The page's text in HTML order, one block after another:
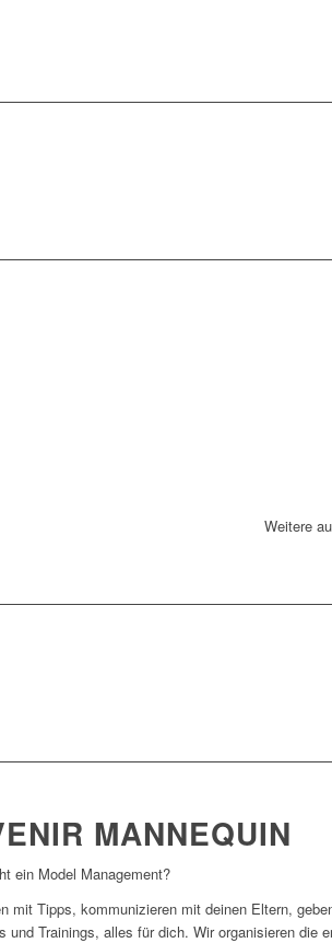
Weitere
MANNEQUIN
ein Model Management?
mit Tipps, kommunizieren mit deinen Eltern,
und Trainings, alles für dich. Wir organisieren die